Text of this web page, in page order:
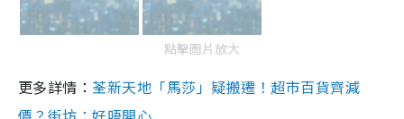
點擊圖片放大
更多詳情： 荃新天地「馬莎」疑搬遷！超市百貨齊減